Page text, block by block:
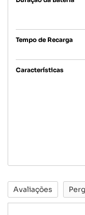
Tempo de Recarga
Características
Avaliações